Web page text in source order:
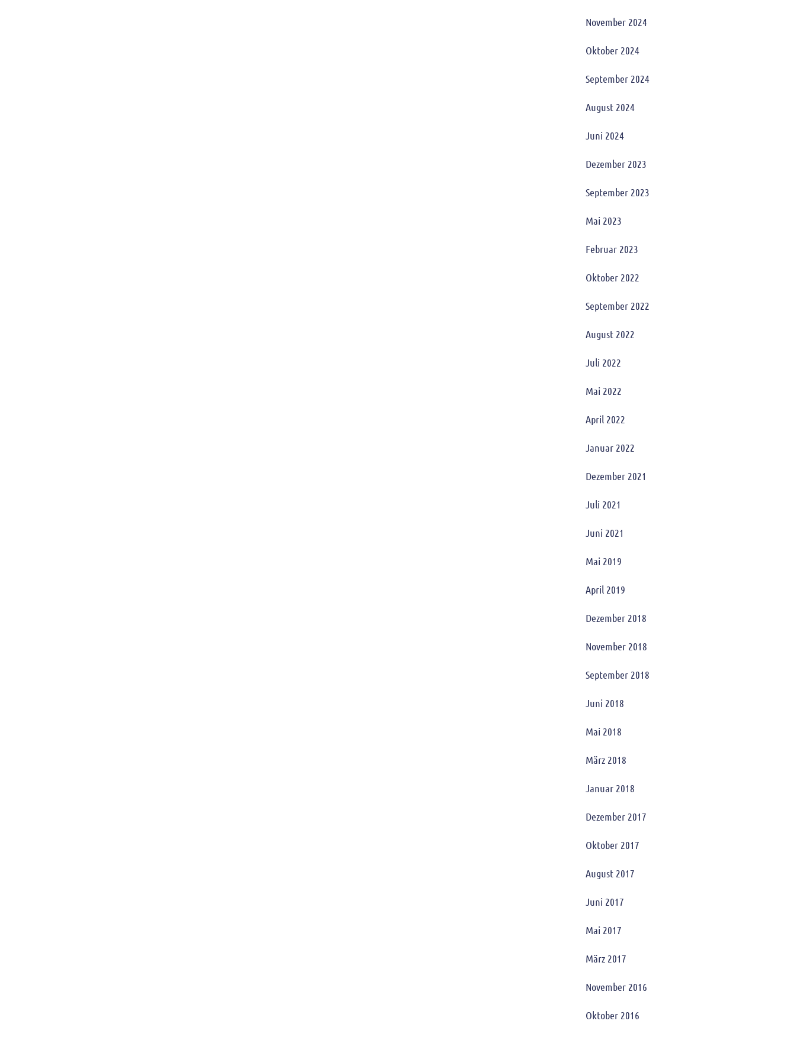
November 2024
Oktober 2024
September 2024
August 2024
Juni 2024
Dezember 2023
September 2023
Mai 2023
Februar 2023
Oktober 2022
September 2022
August 2022
Juli 2022
Mai 2022
April 2022
Januar 2022
Dezember 2021
Juli 2021
Juni 2021
Mai 2019
April 2019
Dezember 2018
November 2018
September 2018
Juni 2018
Mai 2018
März 2018
Januar 2018
Dezember 2017
Oktober 2017
August 2017
Juni 2017
Mai 2017
März 2017
November 2016
Oktober 2016